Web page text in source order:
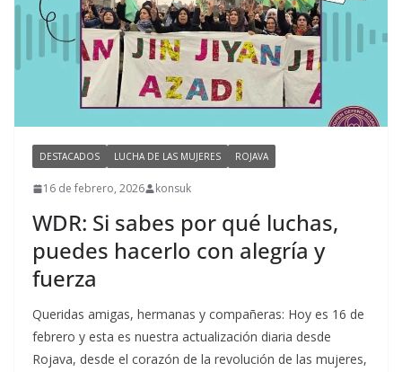
DESTACADOS LUCHA DE LAS MUJERES ROJAVA
16 de febrero, 2026 konsuk
WDR: Si sabes por qué luchas,
puedes hacerlo con alegría y
fuerza
Queridas amigas, hermanas y compañeras: Hoy es 16 de
febrero y esta es nuestra actualización diaria desde
Rojava, desde el corazón de la revolución de las mujeres,